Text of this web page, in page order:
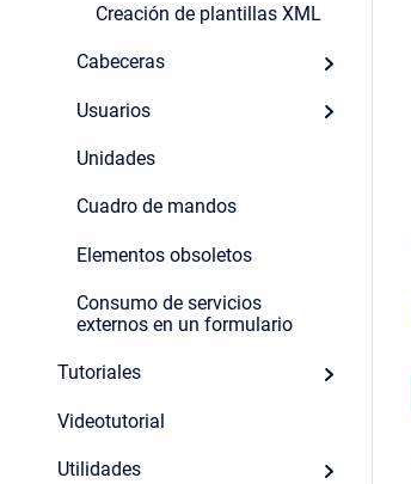
Creación de plantillas XML
Cabeceras
Usuarios
Unidades
Cuadro de mandos
Elementos obsoletos
Consumo de servicios
externos en un formulario
Tutoriales
Videotutorial
Utilidades